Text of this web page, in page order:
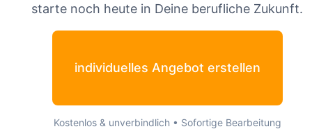
starte noch heute in Deine berufliche Zukunft.
individuelles Angebot erstellen
Kostenlos & unverbindlich • Sofortige Bearbeitung